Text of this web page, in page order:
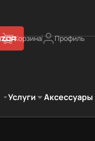
Корзина Профиль
Услуги Аксессуары